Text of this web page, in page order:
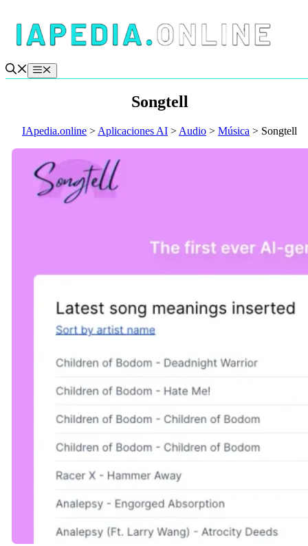
contenido
Menú
Songtell
IApedia.online > Aplicaciones AI > Audio > Música > Songtell